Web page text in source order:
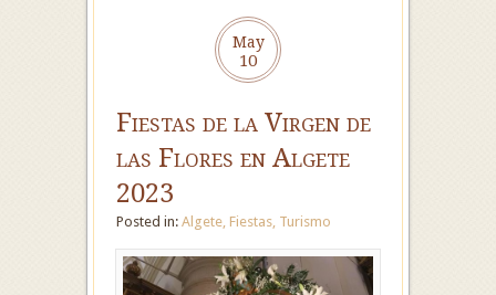
May
10
Fiestas de la Virgen de
las Flores en Algete
2023
Posted in: Algete, Fiestas, Turismo